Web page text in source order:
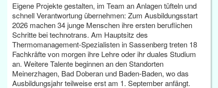
Eigene Projekte gestalten, im Team an Anlagen tüfteln und
schnell Verantwortung übernehmen: Zum Ausbildungsstart
2026 machen 34 junge Menschen ihre ersten beruflichen
Schritte bei technotrans. Am Hauptsitz des
Thermomanagement-Spezialisten in Sassenberg treten 18
Fachkräfte von morgen ihre Lehre oder ihr duales Studium
an. Weitere Talente beginnen an den Standorten
Meinerzhagen, Bad Doberan und Baden-Baden, wo das
Ausbildungsjahr teilweise erst am 1. September anfängt.